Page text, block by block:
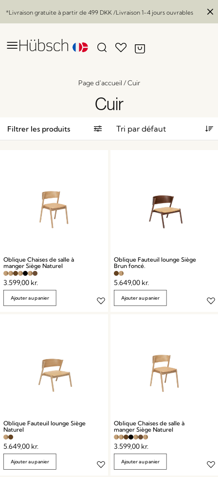
*Livraison gratuite à partir de 499 DKK /Livraison 1-4 jours ouvrables
Page d'accueil /Cuir
Cuir
Filtrer les produits
Oblique Chaises de salle à
manger Siège Naturel
3.599,00 kr.
Ajouter au panier
Oblique Fauteuil lounge Siège
Brun foncé.
5.649,00 kr.
Ajouter au panier
Oblique Fauteuil lounge Siège
Naturel
5.649,00 kr.
Ajouter au panier
Oblique Chaises de salle à
manger Siège Naturel
3.599,00 kr.
Ajouter au panier